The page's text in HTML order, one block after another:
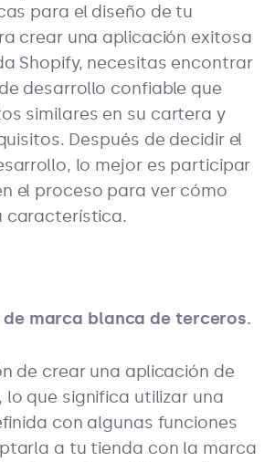
para el diseño de tu
crear una aplicación exitosa
Shopify, necesitas encontrar
desarrollo confiable que
similares en su cartera y
Después de decidir el
lo mejor es participar
el proceso para ver cómo
característica.
de marca blanca de terceros.
de crear una aplicación de
que significa utilizar una
con algunas funciones
a tu tienda con la marca